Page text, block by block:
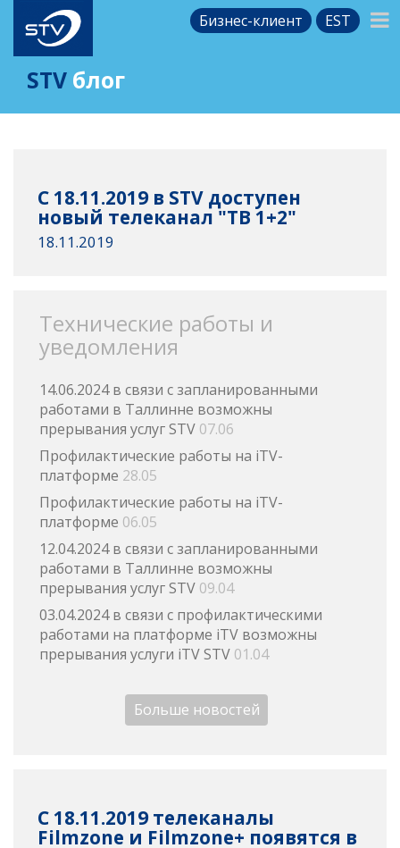
Бизнес-клиент EST
STV блог
С 18.11.2019 в STV доступен
новый телеканал "ТВ 1+2"
18.11.2019
Технические работы и
уведомления
14.06.2024 в связи с запланированными
работами в Таллинне возможны
прерывания услуг STV 07.06
Профилактические работы на iTV-
платформе 28.05
Профилактические работы на iTV-
платформе 06.05
12.04.2024 в связи с запланированными
работами в Таллинне возможны
прерывания услуг STV 09.04
03.04.2024 в связи с профилактическими
работами на платформе iTV возможны
прерывания услуги iTV STV 01.04
Больше новостей
С 18.11.2019 телеканалы
Filmzone и Filmzone+ появятся в